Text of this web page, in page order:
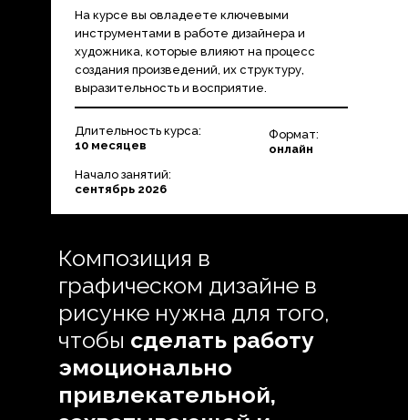
На курсе вы овладеете ключевыми
инструментами в работе дизайнера и
художника, которые влияют на процесс
создания произведений, их структуру,
выразительность и восприятие.
Длительность курса:
10 месяцев
Формат:
онлайн
Начало занятий:
сентябрь 2026
Композиция в
графическом дизайне в
рисунке нужна для того,
чтобы сделать работу
эмоционально
привлекательной,